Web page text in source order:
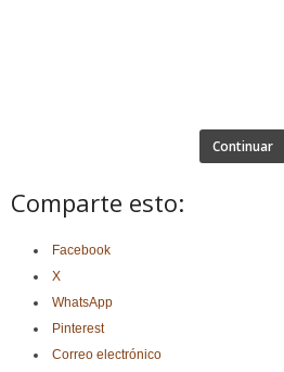
Continuar
Comparte esto:
Facebook
X
WhatsApp
Pinterest
Correo electrónico